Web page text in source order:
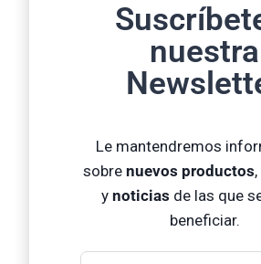
nuestra
Le mantendremos
sobre nuevos productos,
y noticias de las que
beneficiar.